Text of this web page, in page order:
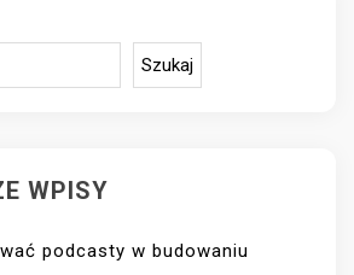
Szukaj
WPISY
podcasty w budowaniu